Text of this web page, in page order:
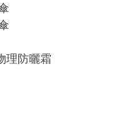
理防曬霜